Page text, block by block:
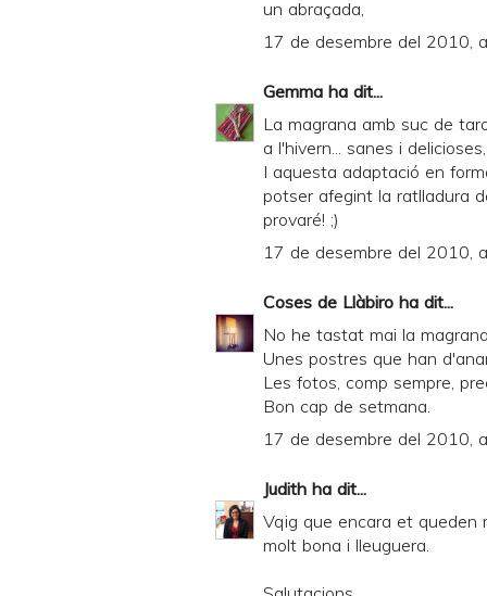
un abraçada,
17 de desembre del 2010,
Gemma ha dit...
La magrana amb suc de
a l'hivern... sanes i
I aquesta adaptació en
potser afegint la ratlladura
provaré! ;)
17 de desembre del 2010,
Coses de Llàbiro ha dit...
No he tastat mai la
Unes postres que han
Les fotos, comp sempre,
Bon cap de setmana.
17 de desembre del 2010,
Judith ha dit...
Vqig que encara et queden
molt bona i lleuguera.